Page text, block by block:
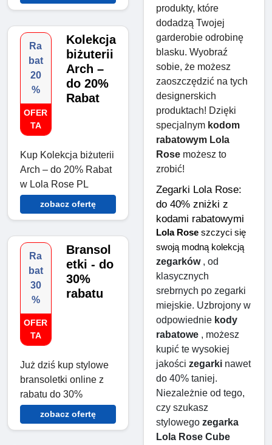
Ra
bat
20
%
OFER
TA
Kolekcja
biżuterii
Arch –
do 20%
Rabat
Kup Kolekcja biżuterii
Arch – do 20% Rabat
w Lola Rose PL
zobacz ofertę
Ra
bat
30
%
OFER
TA
Bransol
etki - do
30%
rabatu
Już dziś kup stylowe
bransoletki online z
rabatu do 30%
zobacz ofertę
produkty, które
dodadzą Twojej
garderobie odrobinę
blasku. Wyobraź
sobie, że możesz
zaoszczędzić na tych
designerskich
produktach! Dzięki
specjalnym kodom
rabatowym Lola
Rose możesz to
zrobić!
Zegarki Lola Rose:
do 40% zniżki z
kodami rabatowymi
Lola Rose szczyci się
zegarków , od
klasycznych
srebrnych po zegarki
miejskie. Uzbrojony w
odpowiednie kody
rabatowe , możesz
kupić te wysokiej
jakości zegarki nawet
do 40% taniej.
Niezależnie od tego,
czy szukasz
stylowego zegarka
Lola Rose Cube